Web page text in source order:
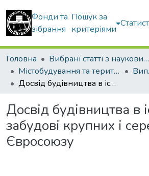
Фонди та
зібрання
Пошук за
критеріями
Головна
Вибрані статті з наукових збірників КНУБА
Містобудування та територіальне планування
Досвід будівництва в існуючій забудові крупних і середніх міст Євросоюзу
Досвід будівництва в
забудові крупних і
Євросоюзу